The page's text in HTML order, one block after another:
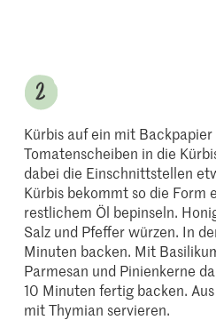
Kürbis auf ein mit
Tomatenscheiben in die
dabei die Einschnittstellen
Kürbis bekommt so die Form
restlichem Öl bepinseln.
Salz und Pfeffer würzen. In
Minuten backen. Mit
Parmesan und Pinienkerne
10 Minuten fertig backen.
mit Thymian servieren.